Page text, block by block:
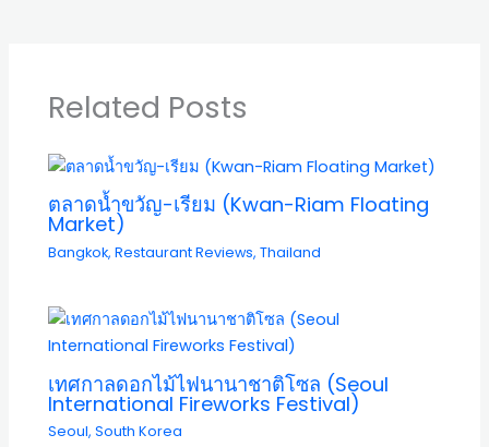
Related Posts
ตลาดน้ำขวัญ-เรียม (Kwan-Riam Floating
Market)
Bangkok,Restaurant Reviews,Thailand
เทศกาลดอกไม้ไฟนานาชาติโซล (Seoul
International Fireworks Festival)
Seoul,South Korea